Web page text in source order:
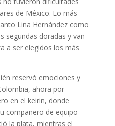
de México. Lo más
Lina Hernández como
segundas doradas y van
a ser elegidos los más
reservó emociones y
ahora por
en el keirin, donde
compañero de equipo
la plata, mientras el